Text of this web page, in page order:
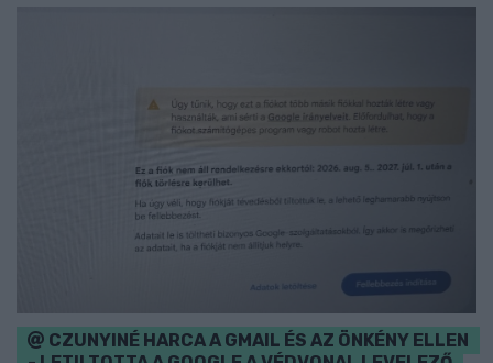
CZUNYINÉ HARCA A GMAIL ÉS AZ ÖNKÉNY ELLEN